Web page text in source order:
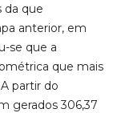
da que
anterior, em
se que a
que mais
partir do
gerados 306,37